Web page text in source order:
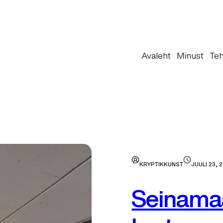
Avaleht Minust
KRYPTIKKUNST JUULI 23,